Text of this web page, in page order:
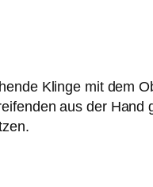
Klinge mit dem
aus der